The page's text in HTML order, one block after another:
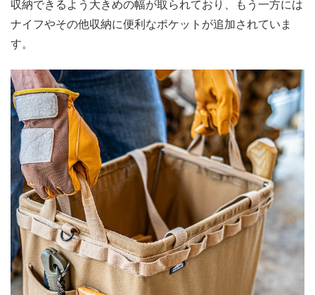
収納できるよう大きめの幅が取られており、もう一方には
ナイフやその他収納に便利なポケットが追加されていま
す。